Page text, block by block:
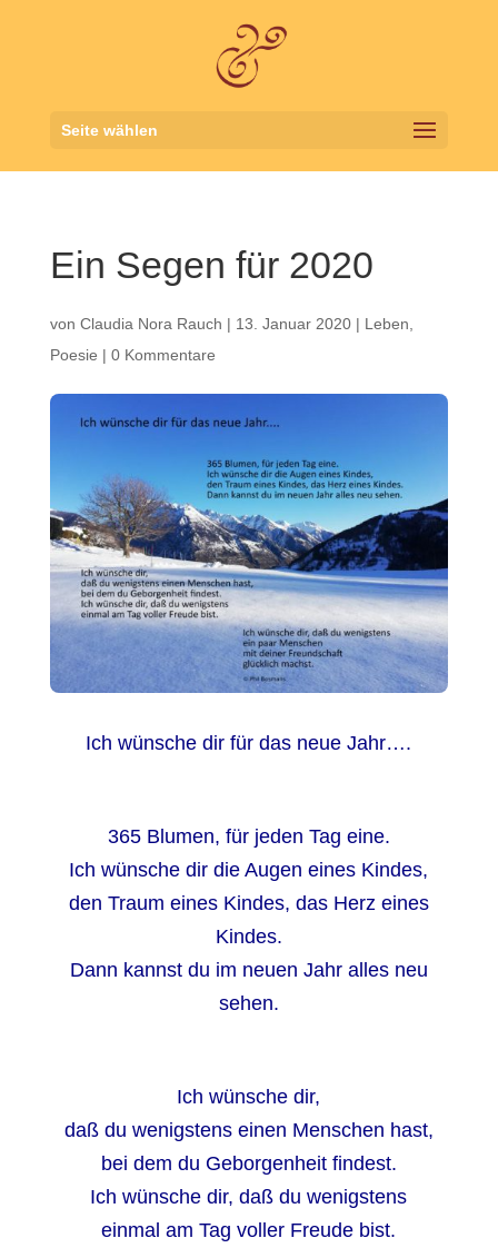
Seite wählen
Ein Segen für 2020
von Claudia Nora Rauch | 13. Januar 2020| Leben
Poesie | 0 Kommentare
Ich wünsche dir für das neue Jahr….
365 Blumen, für jeden Tag eine.
Ich wünsche dir die Augen eines Kindes,
den Traum eines Kindes, das Herz eines
Kindes.
Dann kannst du im neuen Jahr alles neu
sehen.
Ich wünsche dir,
daß du wenigstens einen Menschen hast,
bei dem du Geborgenheit findest.
Ich wünsche dir, daß du wenigstens
einmal am Tag voller Freude bist.